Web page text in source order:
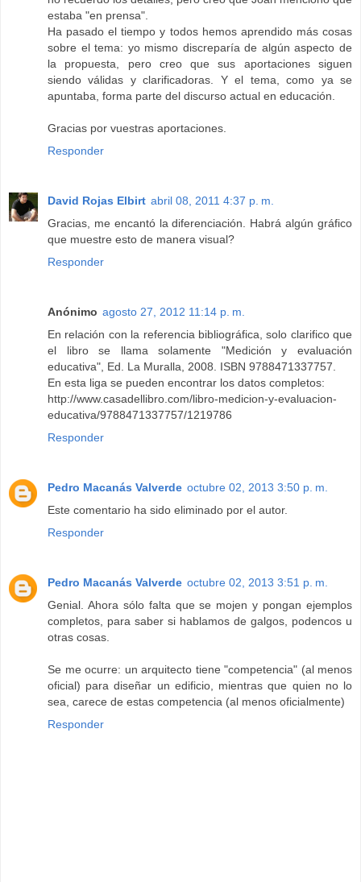
estaba "en prensa".
Ha pasado el tiempo y todos hemos aprendido más cosas
sobre el tema: yo mismo discreparía de algún aspecto de
la propuesta, pero creo que sus aportaciones siguen
siendo válidas y clarificadoras. Y el tema, como ya se
apuntaba, forma parte del discurso actual en educación.
Gracias por vuestras aportaciones.
Responder
David Rojas Elbirt abril 08, 2011 4:37 p. m.
Gracias, me encantó la diferenciación. Habrá algún gráfico
que muestre esto de manera visual?
Responder
Anónimo agosto 27, 2012 11:14 p. m.
En relación con la referencia bibliográfica, solo clarifico que
el libro se llama solamente "Medición y evaluación
educativa", Ed. La Muralla, 2008. ISBN 9788471337757.
En esta liga se pueden encontrar los datos completos:
http://www.casadellibro.com/libro-medicion-y-evaluacion-
educativa/9788471337757/1219786
Responder
Pedro Macanás Valverde octubre 02, 2013 3:50 p. m.
Este comentario ha sido eliminado por el autor.
Responder
Pedro Macanás Valverde octubre 02, 2013 3:51 p. m.
Genial. Ahora sólo falta que se mojen y pongan ejemplos
completos, para saber si hablamos de galgos, podencos u
otras cosas.
Se me ocurre: un arquitecto tiene "competencia" (al menos
oficial) para diseñar un edificio, mientras que quien no lo
sea, carece de estas competencia (al menos oficialmente)
Responder